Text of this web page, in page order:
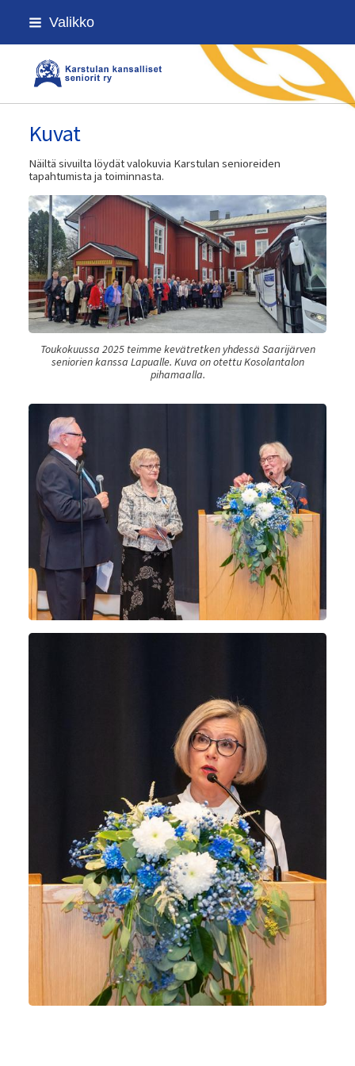
Siirry
sivun
Valikko
Karstulan kansalliset seniorit ry
Kuvat
Näiltä sivuilta löydät valokuvia Karstulan senioreiden
tapahtumista ja toiminnasta.
Toukokuussa 2025 teimme kevätretken yhdessä Saarijärven
seniorien kanssa Lapualle. Kuva on otettu Kosolantalon
pihamaalla.